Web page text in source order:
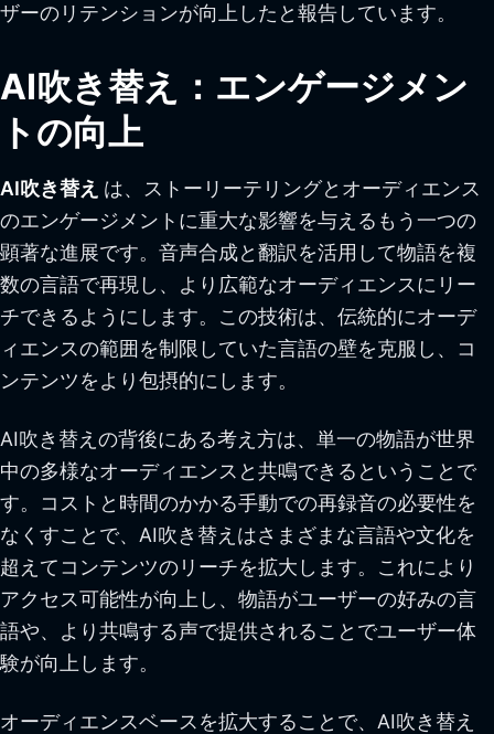
ザーのリテンションが向上したと報告しています。
AI吹き替え：エンゲージメン
トの向上
AI吹き替え は、ストーリーテリングとオーディエンス
のエンゲージメントに重大な影響を与えるもう一つの
顕著な進展です。音声合成と翻訳を活用して物語を複
数の言語で再現し、より広範なオーディエンスにリー
チできるようにします。この技術は、伝統的にオーデ
ィエンスの範囲を制限していた言語の壁を克服し、コ
ンテンツをより包摂的にします。
AI吹き替えの背後にある考え方は、単一の物語が世界
中の多様なオーディエンスと共鳴できるということで
す。コストと時間のかかる手動での再録音の必要性を
なくすことで、AI吹き替えはさまざまな言語や文化を
超えてコンテンツのリーチを拡大します。これにより
アクセス可能性が向上し、物語がユーザーの好みの言
語や、より共鳴する声で提供されることでユーザー体
験が向上します。
オーディエンスベースを拡大することで、AI吹き替え